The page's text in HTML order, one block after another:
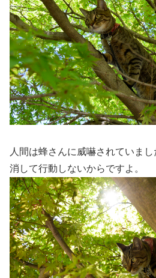
人間は蜂さんに威嚇されていま
消して行動しないからですよ。